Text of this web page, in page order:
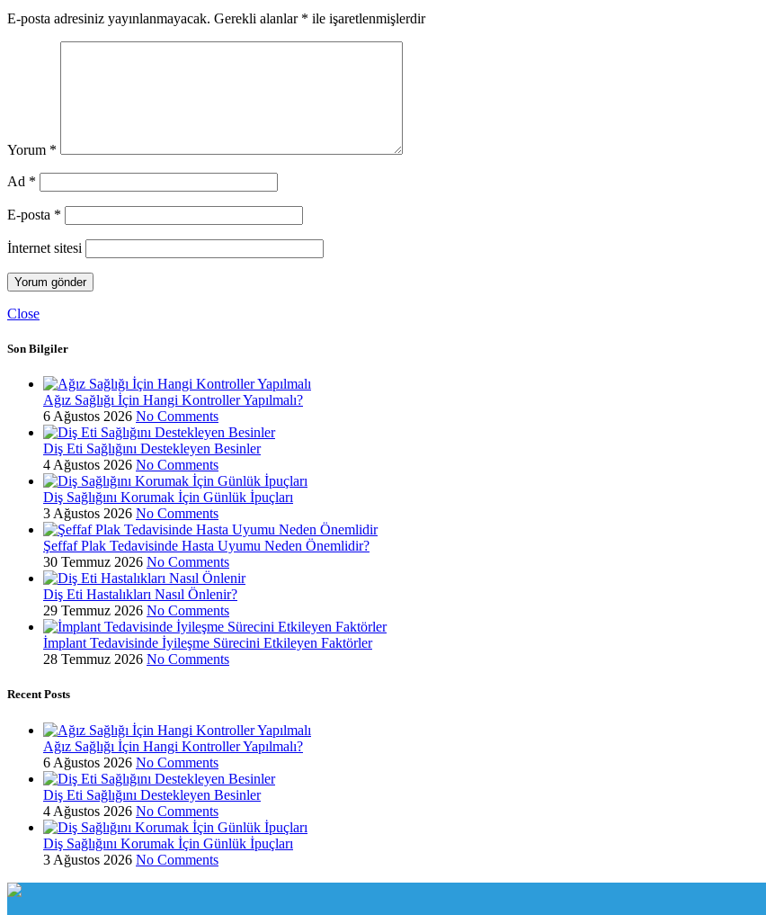
E-posta adresiniz yayınlanmayacak. Gerekli alanlar * ile işaretlenmişlerdir
Yorum *
Ad *
E-posta *
İnternet sitesi
Close
Son Bilgiler
Ağız Sağlığı İçin Hangi Kontroller Yapılmalı?
6 Ağustos 2026 No Comments
Diş Eti Sağlığını Destekleyen Besinler
4 Ağustos 2026 No Comments
Diş Sağlığını Korumak İçin Günlük İpuçları
3 Ağustos 2026 No Comments
Şeffaf Plak Tedavisinde Hasta Uyumu Neden Önemlidir?
30 Temmuz 2026 No Comments
Diş Eti Hastalıkları Nasıl Önlenir?
29 Temmuz 2026 No Comments
İmplant Tedavisinde İyileşme Sürecini Etkileyen Faktörler
28 Temmuz 2026 No Comments
Recent Posts
Ağız Sağlığı İçin Hangi Kontroller Yapılmalı?
6 Ağustos 2026 No Comments
Diş Eti Sağlığını Destekleyen Besinler
4 Ağustos 2026 No Comments
Diş Sağlığını Korumak İçin Günlük İpuçları
3 Ağustos 2026 No Comments